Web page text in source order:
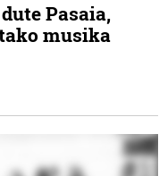
Pasaia,
musika